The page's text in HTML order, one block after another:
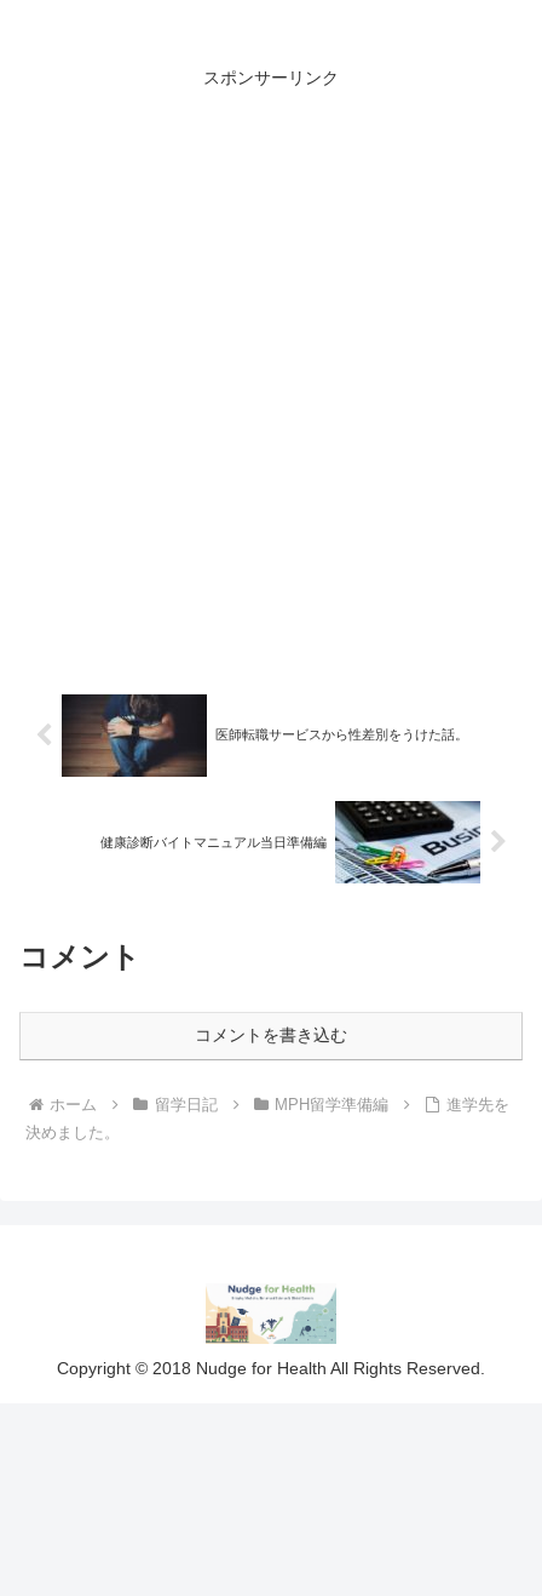
スポンサーリンク
医師転職サービスから性差別をうけた話。
健康診断バイトマニュアル当日準備編
コメント
コメントを書き込む
ホーム 留学日記 MPH留学準備編
進学先を
決めました。
Copyright © 2018 Nudge for Health All Rights Reserved.